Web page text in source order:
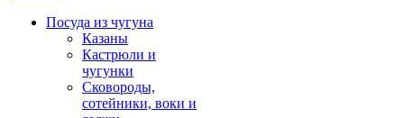
Посуда из чугуна
Казаны
Кастрюли и
чугунки
Сковороды,
сотейники, воки и